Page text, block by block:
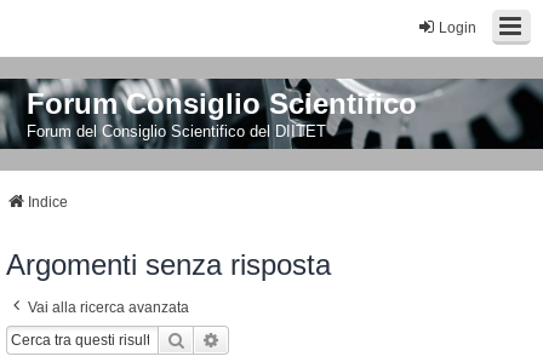
Login
Forum Consiglio Scientifico
Forum del Consiglio Scientifico del DIITET
Indice
Argomenti senza risposta
Vai alla ricerca avanzata
Cerca